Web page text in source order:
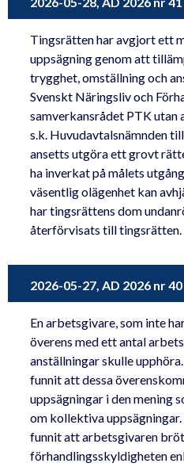
Tingsrätten har avgjort ett
uppsägning genom att
trygghet, omställning och
Svenskt Näringsliv och
samverkansrådet PTK utan
s.k. Huvudavtalsnämnden
ansetts utgöra ett grovt
ha inverkat på målets
väsentlig olägenhet kan
har tingsrättens dom
återförvisats till tingsrätten.
2026-05-27, AD 2026 nr 40
En arbetsgivare, som inte
överens med ett antal
anställningar skulle
funnit att dessa
uppsägningar i den mening
om kollektiva
funnit att arbetsgivaren
förhandlingsskyldigheten